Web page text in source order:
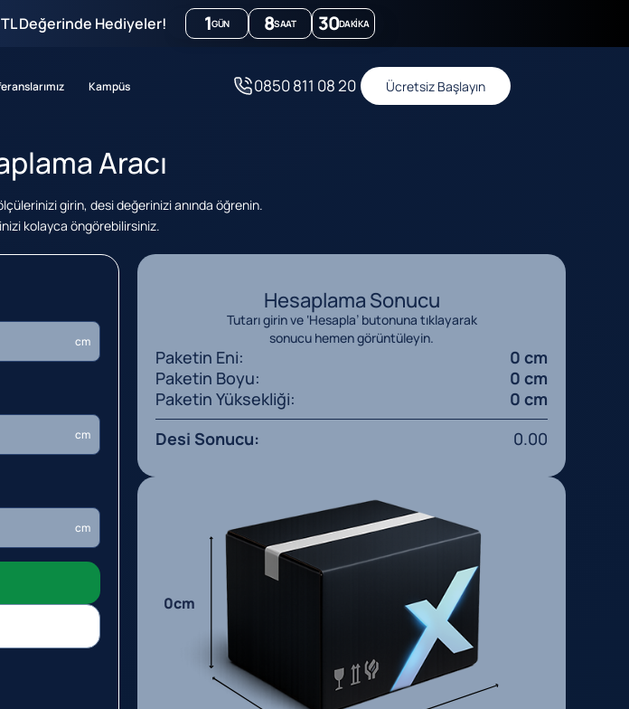
Değerinde Hediyeler! 1GÜN 8SAAT 30DAKIKA
Kampüs 0850 811 08 20 Ücretsiz Başlayın
Aracı
girin, desi değerinizi anında öğrenin.
kolayca öngörebilirsiniz.
cm
cm
cm
Hesaplama Sonucu
Tutarı girin ve ‘Hesapla’ butonuna tıklayarak
sonucu hemen görüntüleyin.
Paketin Eni:
0 cm
Paketin Boyu:
0 cm
Paketin Yüksekliği:
0 cm
Desi Sonucu:
0.00
0cm